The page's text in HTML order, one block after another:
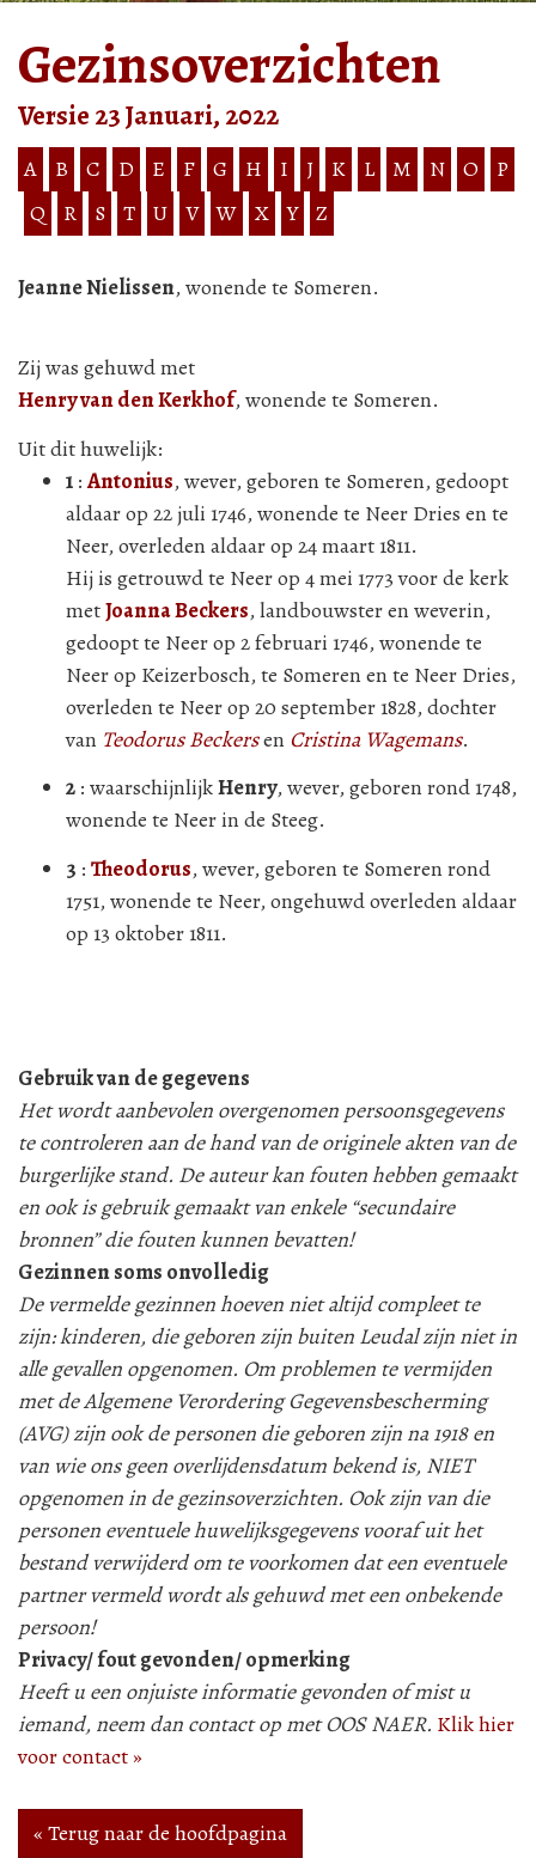
Gezinsoverzichten
Versie 23 Januari, 2022
A B C D E F G H I J K L M N O
P
Q
R S T U V W X Y Z
Jeanne Nielissen, wonende te Someren.
Zij was gehuwd met
Henry van den Kerkhof, wonende te Someren.
Uit dit huwelijk:
1 :Antonius, wever, geboren te Someren, gedoopt
aldaar op 22 juli 1746, wonende te Neer Dries en te
Neer, overleden aldaar op 24 maart 1811.
Hij is getrouwd te Neer op 4 mei 1773 voor de kerk
metJoanna Beckers, landbouwster en weverin,
gedoopt te Neer op 2 februari 1746, wonende te
Neer op Keizerbosch, te Someren en te Neer Dries,
overleden te Neer op 20 september 1828, dochter
van Teodorus Beckersen Cristina Wagemans.
2 : waarschijnlijkHenry, wever, geboren rond 1748,
wonende te Neer in de Steeg.
3 : Theodorus, wever, geboren te Someren rond
1751, wonende te Neer, ongehuwd overleden aldaar
op 13 oktober 1811.
Gebruik van de gegevens
Het wordt aanbevolen overgenomen persoonsgegevens
te controleren aan de hand van de originele akten van de
burgerlijke stand. De auteur kan fouten hebben gemaakt
en ook is gebruik gemaakt van enkele “secundaire
bronnen” die fouten kunnen bevatten!
Gezinnen soms onvolledig
De vermelde gezinnen hoeven niet altijd compleet te
zijn: kinderen, die geboren zijn buiten Leudal zijn niet in
alle gevallen opgenomen. Om problemen te vermijden
met de Algemene Verordering Gegevensbescherming
(AVG) zijn ook de personen die geboren zijn na 1918 en
van wie ons geen overlijdensdatum bekend is, NIET
opgenomen in de gezinsoverzichten. Ook zijn van die
personen eventuele huwelijksgegevens vooraf uit het
bestand verwijderd om te voorkomen dat een eventuele
partner vermeld wordt als gehuwd met een onbekende
persoon!
Privacy/ fout gevonden/ opmerking
Heeft u een onjuiste informatie gevonden of mist u
iemand, neem dan contact op met OOS NAER. Klik hier
voor contact »
« Terug naar de hoofdpagina